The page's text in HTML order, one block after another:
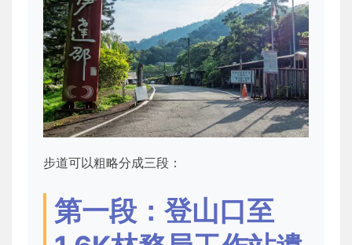
步道可以粗略分成三段：
第一段：登山口至